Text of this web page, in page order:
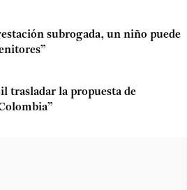
subrogada, un niño puede
trasladar la propuesta de